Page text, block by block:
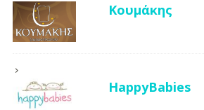
Κουμάκης
HappyBabies